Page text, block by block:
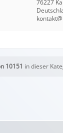
76227
10151 in dieser